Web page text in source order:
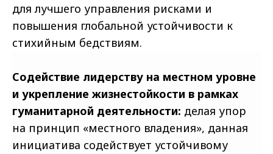
для лучшего управления рисками и
повышения глобальной устойчивости к
стихийным бедствиям.
Содействие лидерству на местном уровне
и укрепление жизнестойкости в рамках
гуманитарной деятельности: делая упор
на принцип «местного владения», данная
инициатива содействует устойчивому